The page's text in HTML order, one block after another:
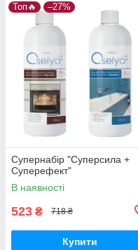
Топ🔥 –27%
Супернабір "Суперсила +
Суперефект"
В наявності
523 ₴ 718 ₴
Купити